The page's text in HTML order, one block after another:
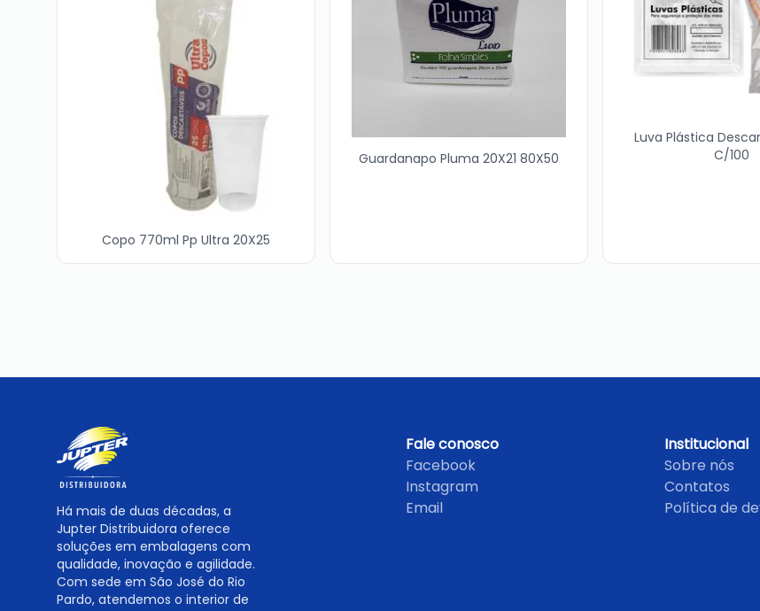
Copo 770ml Pp Ultra 20X25
Guardanapo Pluma 20X21 80X50
Luva Plástica
C/100
Há mais de duas décadas, a
Jupter Distribuidora oferece
soluções em embalagens com
qualidade, inovação e agilidade.
Com sede em São José do Rio
Pardo, atendemos o interior de
Fale conosco
Facebook
Instagram
Email
Institucional
Sobre nós
Contatos
Política de